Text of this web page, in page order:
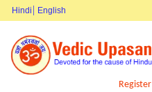
Hindi English
Register